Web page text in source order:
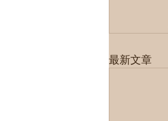
最新文章